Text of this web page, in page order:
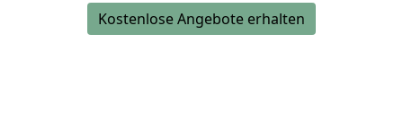
Kostenlose Angebote erhalten